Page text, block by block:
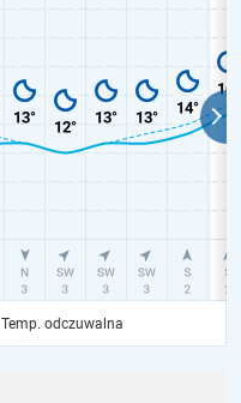
Temp. odczuwalna